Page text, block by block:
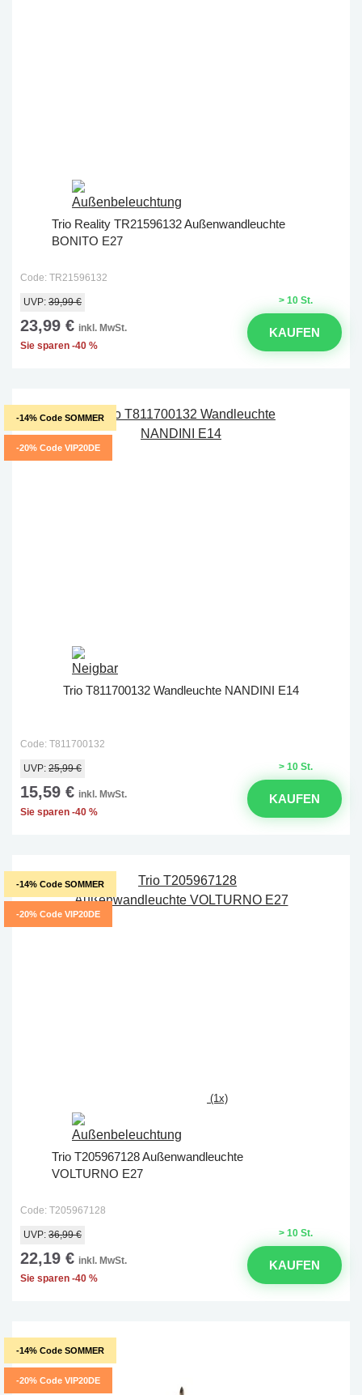
Trio Reality TR21596132 Außenwandleuchte
BONITO E27
Code: TR21596132
> 10 St.
UVP: 39,99 €
23,99 € inkl. MwSt.
Sie sparen -40 %
KAUFEN
-14% Code SOMMER
-20% Code VIP20DE
Trio T811700132 Wandleuchte NANDINI E14
Code: T811700132
> 10 St.
UVP: 25,99 €
15,59 € inkl. MwSt.
Sie sparen -40 %
KAUFEN
-14% Code SOMMER
-20% Code VIP20DE
(1x)
Trio T205967128 Außenwandleuchte
VOLTURNO E27
Code: T205967128
> 10 St.
UVP: 36,99 €
22,19 € inkl. MwSt.
Sie sparen -40 %
KAUFEN
-14% Code SOMMER
-20% Code VIP20DE